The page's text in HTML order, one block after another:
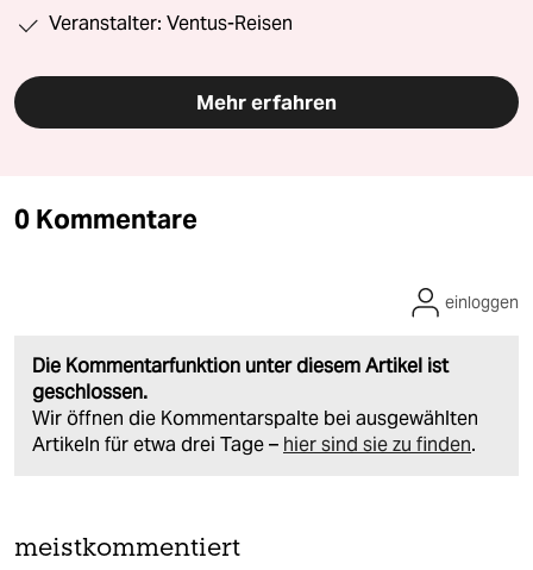
Veranstalter: Ventus-Reisen
Mehr erfahren
0 Kommentare
Die Kommentarfunktion unter diesem Artikel ist
geschlossen.
Wir öffnen die Kommentarspalte bei ausgewählten
Artikeln für etwa drei Tage – hier sind sie zu finden.
einloggen
meistkommentiert